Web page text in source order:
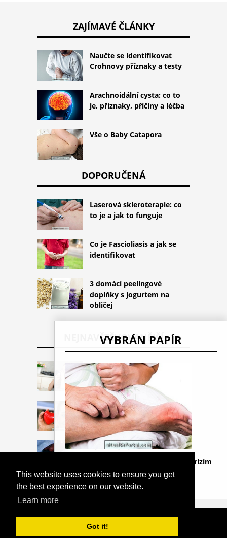
This website uses cookies to ensure you get
the best experience on our website.
Learn more
Got it!
VYBRÁN PAPÍR
Léčba dny: Jak zlepšit a předcházet krizím
ZAJÍMAVÉ ČLÁNKY
Naučte se identifikovat
Crohnovy příznaky a testy
Arachnoidální cysta: co to
je, příznaky, příčiny a léčba
Vše o Baby Catapora
DOPORUČENÁ
Laserová skleroterapie: co
to je a jak to funguje
Co je Fascioliasis a jak se
identifikovat
3 domácí peelingové
doplňky s jogurtem na
obličej
NEJNAVŠTĚVOVANĚJŠÍ
4 tipy na léčbu sinusitidy v
těhotenství
Jaké jsou testy k hodnocení
srdce
Apertový syndrom
COPYRIGHT 2026
HTTPS://THELIGHTLIFEBLOG.COM